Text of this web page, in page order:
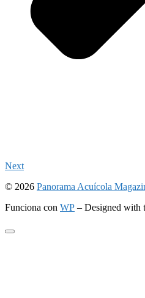
Next
© 2026 Panorama Acuícola
Funciona con WP – Designed with